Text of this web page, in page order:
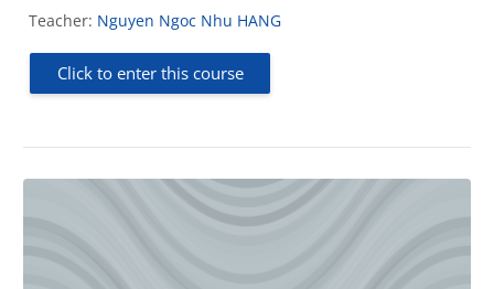
Teacher: Nguyen Ngoc Nhu HANG
Click to enter this course